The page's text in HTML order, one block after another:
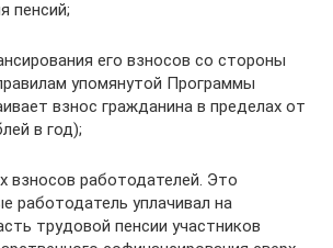
пенсий;
его взносов со стороны
упомянутой Программы
взнос гражданина в пределах от
в год);
взносов работодателей. Это
работодатель уплачивал на
трудовой пенсии участников